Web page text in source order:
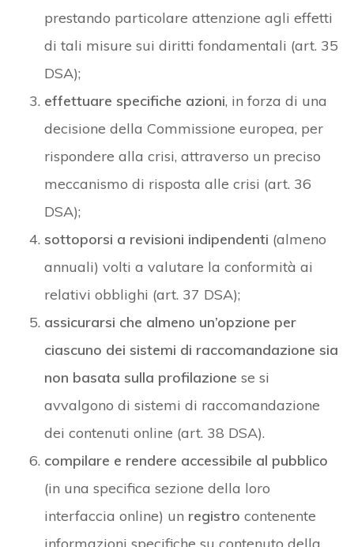
prestando particolare attenzione agli effetti
di tali misure sui diritti fondamentali (art. 35
DSA);
effettuare specifiche azioni, in forza di una
decisione della Commissione europea, per
rispondere alla crisi, attraverso un preciso
meccanismo di risposta alle crisi (art. 36
DSA);
sottoporsi a revisioni indipendenti (almeno
annuali) volti a valutare la conformità ai
relativi obblighi (art. 37 DSA);
assicurarsi che almeno un’opzione per
ciascuno dei sistemi di raccomandazione sia
non basata sulla profilazione se si
avvalgono di sistemi di raccomandazione
dei contenuti online (art. 38 DSA).
compilare e rendere accessibile al pubblico
(in una specifica sezione della loro
interfaccia online) un registro contenente